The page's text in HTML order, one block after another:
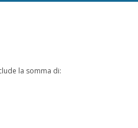
la somma di: